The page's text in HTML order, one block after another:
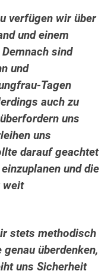
verfügen wir über
und einem
sind
und
Tagen
auch zu
uns
uns
darauf geachtet
und die
weit
stets methodisch
überdenken,
uns Sicherheit